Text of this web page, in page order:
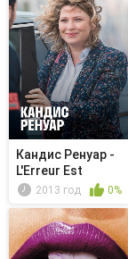
Кандис Ренуар -
L'Erreur Est
Humaine
2013 год 0%